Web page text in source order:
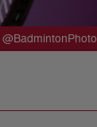
@BadmintonPhoto